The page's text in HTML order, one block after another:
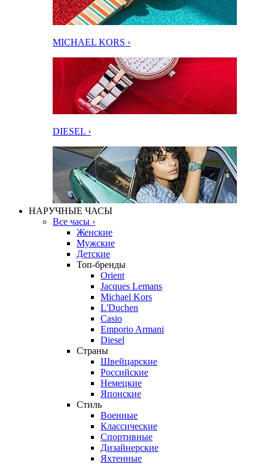
MICHAEL KORS ›
DIESEL ›
НАРУЧНЫЕ ЧАСЫ
Все часы ›
Женские
Мужские
Детские
Топ-бренды
Orient
Jacques Lemans
Michael Kors
L'Duchen
Casio
Emporio Armani
Diesel
Страны
Швейцарские
Российские
Немецкие
Японские
Стиль
Военные
Классические
Спортивные
Дизайнерские
Яхтенные